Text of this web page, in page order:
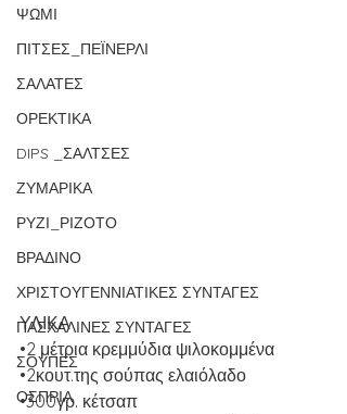
ΨΩΜΙ
ΠΙΤΣΕΣ_ΠΕΪΝΕΡΛΙ
ΣΑΛΑΤΕΣ
ΟΡΕΚΤΙΚΑ
DIPS _ΣΑΛΤΣΕΣ
ΖΥΜΑΡΙΚΑ
ΡΥΖΙ_ΡΙΖΟΤΟ
ΒΡΑΔΙΝΟ
ΧΡΙΣΤΟΥΓΕΝΝΙΑΤΙΚΕΣ ΣΥΝΤΑΓΕΣ
ΠΑΣΧΑΛΙΝΕΣ ΣΥΝΤΑΓΕΣ
ΣΟΥΠΕΣ
ΟΣΠΡΙΑ
ΥΛΙΚΑ
•2 μέτρια κρεμμύδια ψιλοκομμένα
•2κουτ.της σούπας ελαιόλαδο
•300γρ. κέτσαπ